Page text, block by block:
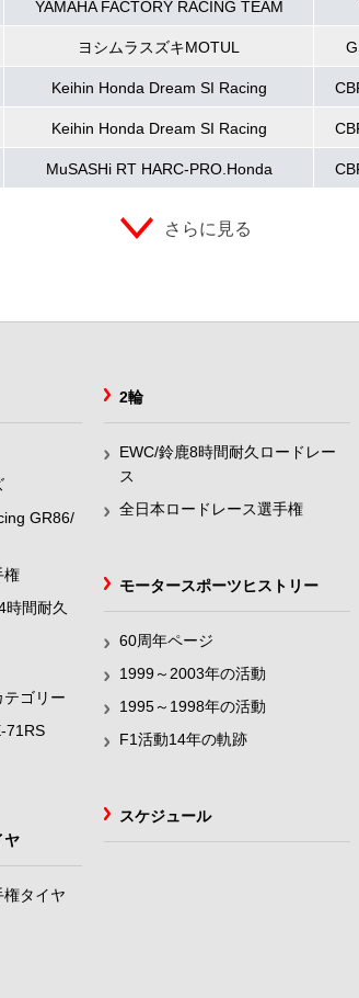
YAMAHA FACTORY RACING TEAM
ヨシムラスズキMOTUL
Keihin Honda Dream SI Racing
Keihin Honda Dream SI Racing
MuSASHi RT HARC-PRO.Honda
さらに見る
GR86/
権
時間耐久
ゴリー
71RS
2輪
EWC/鈴鹿8時間耐久ロードレー
ス
全日本ロードレース選手権
モータースポーツヒストリー
60周年ページ
1999～2003年の活動
1995～1998年の活動
F1活動14年の軌跡
スケジュール
ヤ
タイヤ